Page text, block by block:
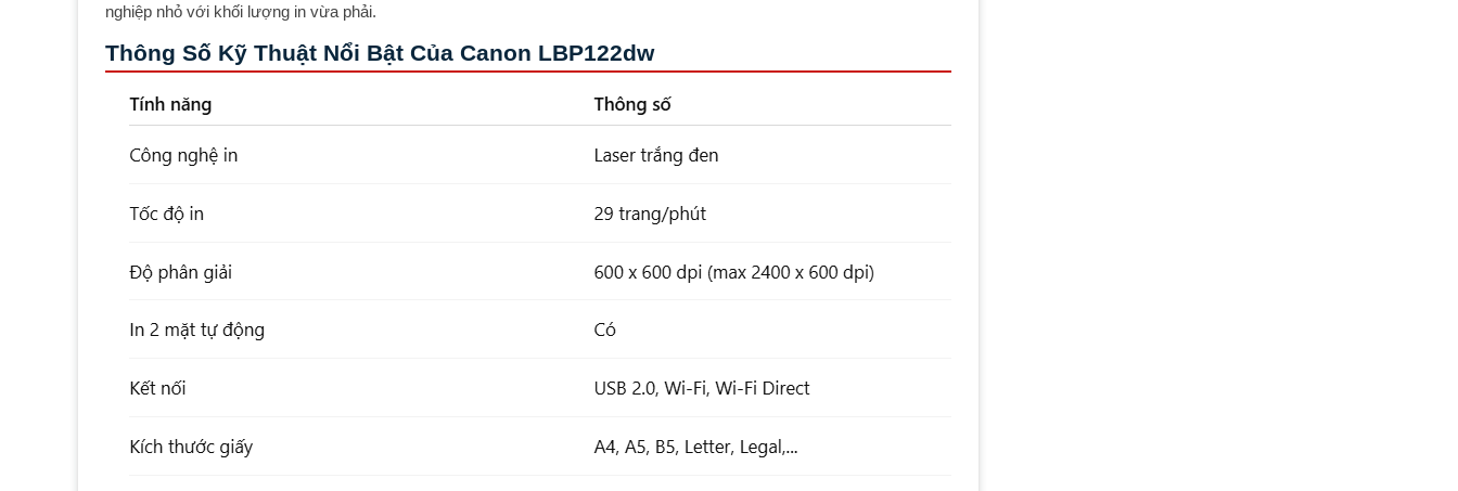
nghiệp nhỏ với khối lượng in vừa phải.
Thông Số Kỹ Thuật Nổi Bật Của Canon LBP122dw